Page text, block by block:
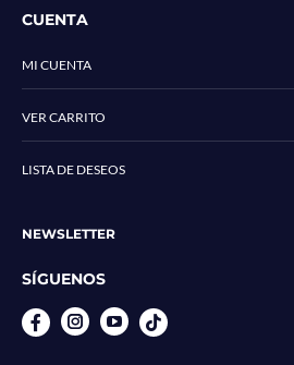
CUENTA
MI CUENTA
VER CARRITO
LISTA DE DESEOS
NEWSLETTER
SÍGUENOS
InstagramYouTube